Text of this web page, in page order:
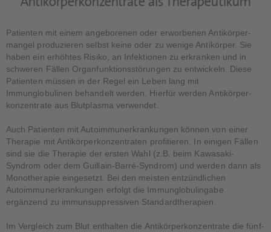
Patienten mit einem angeborenen oder erworbenen Anti­körper­
mangel produzieren selbst keine oder zu wenige Antikörper. Sie
haben ein erhöhtes Risiko, an Infektionen zu erkranken und in
schweren Fällen Organfunktionsstörungen zu entwickeln. Diese
Patienten müssen in der Regel ein Leben lang mit
Immunglobulinen behandelt werden. Hierfür werden Antikörper­
konzentrate aus Blutplasma verwendet.
Auch Patienten mit Autoimmunerkrankungen können von einer
Therapie mit Antikörper­konzentraten profitieren. In einigen Fällen
sind sie die Therapie der ersten Wahl (z.B. beim Kawasaki-
Syndrom oder dem Guillain-Barré-Syndrom) und werden dann als
Monotherapie eingesetzt. Bei den meisten entzündlichen
Autoimmunerkrankungen erfolgt die Immun­globulingabe
ergänzend zu immunsuppressiven Standardtherapien.
Im Vergleich zum Blut enthalten die Antikörperkonzentrate die fünf-